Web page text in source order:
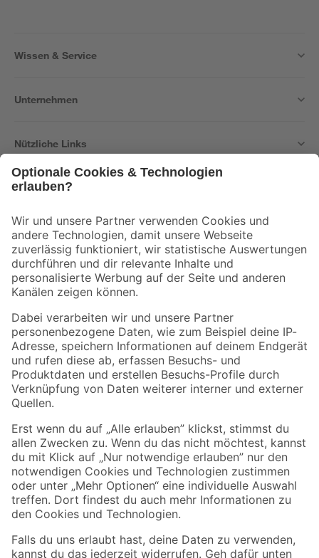
Wissen & Service
Unternehmen
Nützliche Links
Der toom Newsletter: Keine Angebote und Aktionen mehr verpassen!
Zur Newsletter Anmeldung
Folge uns
Zahlungsarten Versandarten
Sicher einkaufen
Jetzt die toom-App herunterladen